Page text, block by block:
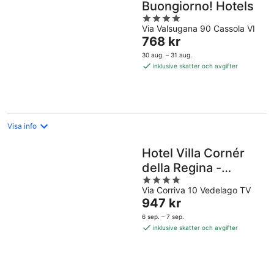
Buongiorno! Hotels
4
out
of
5
Via Valsugana 90 Cassola VI
Priset
är
768 kr
768 kr
30 aug. – 31 aug.
inklusive skatter och avgifter
Visa info
Hotel Villa Cornér
della Regina -
Buongiorno! Hotels
4
out
of
5
Via Corriva 10 Vedelago TV
Priset
är
947 kr
947 kr
6 sep. – 7 sep.
inklusive skatter och avgifter